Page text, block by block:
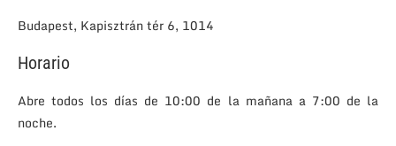
Budapest, Kapisztrán tér 6, 1014
Horario
Abre todos los días de 10:00 de la mañana a 7:00 de la
noche.